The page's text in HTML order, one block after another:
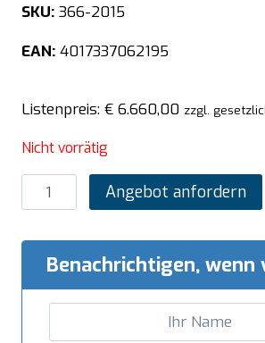
SKU: 366-2015
EAN: 4017337062195
Listenpreis: € 6.660,00 zzgl.
Nicht vorrätig
SARO
Salatbar
Angebot anfordern
Benachrichtigen,